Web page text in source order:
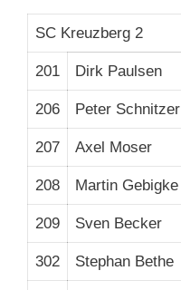
SC Kreuzberg 2
201 Dirk Paulsen
206 Peter Schnitzer
207 Axel Moser
208 Martin Gebigke
209 Sven Becker
302 Stephan Bethe